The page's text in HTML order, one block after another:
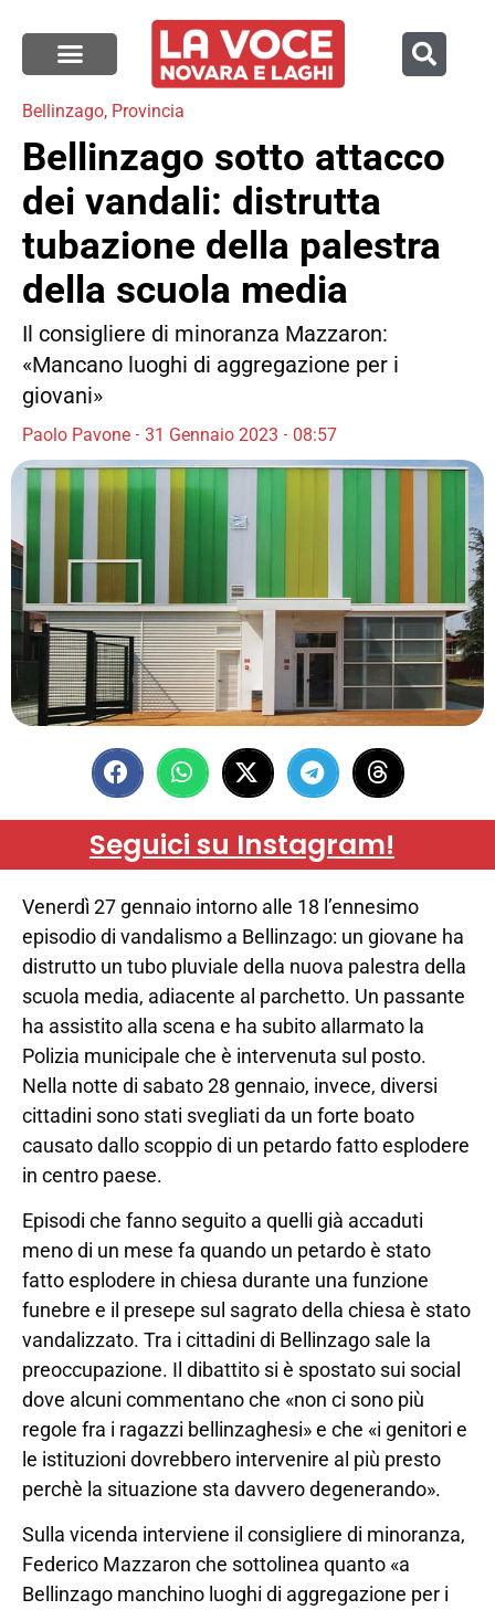
Bellinzago, Provincia
Bellinzago sotto attacco
dei vandali: distrutta
tubazione della palestra
della scuola media
Il consigliere di minoranza Mazzaron:
«Mancano luoghi di aggregazione per i
giovani»
Paolo Pavone 31 Gennaio 2023 08:57
Seguici su Instagram!
Venerdì 27 gennaio intorno alle 18 l’ennesimo
episodio di vandalismo a Bellinzago: un giovane ha
distrutto un tubo pluviale della nuova palestra della
scuola media, adiacente al parchetto. Un passante
ha assistito alla scena e ha subito allarmato la
Polizia municipale che è intervenuta sul posto.
Nella notte di sabato 28 gennaio, invece, diversi
cittadini sono stati svegliati da un forte boato
causato dallo scoppio di un petardo fatto esplodere
in centro paese.
Episodi che fanno seguito a quelli già accaduti
meno di un mese fa quando un petardo è stato
fatto esplodere in chiesa durante una funzione
funebre e il presepe sul sagrato della chiesa è stato
vandalizzato. Tra i cittadini di Bellinzago sale la
preoccupazione. Il dibattito si è spostato sui social
dove alcuni commentano che «non ci sono più
regole fra i ragazzi bellinzaghesi» e che «i genitori e
le istituzioni dovrebbero intervenire al più presto
perchè la situazione sta davvero degenerando».
Sulla vicenda interviene il consigliere di minoranza,
Federico Mazzaron che sottolinea quanto «a
Bellinzago manchino luoghi di aggregazione per i